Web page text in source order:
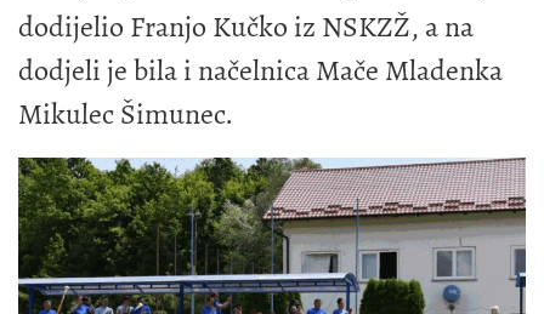
dodijelio Franjo Kučko iz NSKZŽ, a na
dodjeli je bila i načelnica Mače Mladenka
Mikulec Šimunec.